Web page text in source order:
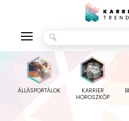
ÁLLÁSPORTÁLOK
KARRIER
HOROSZKÓP